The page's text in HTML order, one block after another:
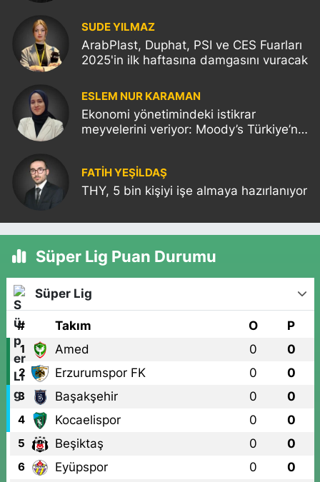
SUDE YILMAZ
ArabPlast, Duphat, PSI ve CES Fuarları
2025'in ilk haftasına damgasını vuracak
ESLEM NUR KARAMAN
Ekonomi yönetimindeki istikrar
meyvelerini veriyor: Moody’s Türkiye’nin
FATIH YEŞİLDAŞ
THY, 5 bin kişiyi işe almaya hazırlanıyor
Süper Lig Puan Durumu
Süper Lig
# Takım O P
1 Amed 0 0
2 Erzurumspor FK 0 0
3 Başakşehir 0 0
4 Kocaelispor 0 0
5 Beşiktaş 0 0
6 Eyüpspor 0 0